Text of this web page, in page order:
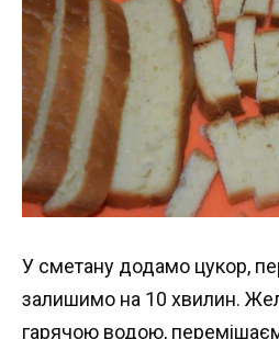
У сметану додамо цукор,
залишимо на 10 хвилин.
гарячою водою,